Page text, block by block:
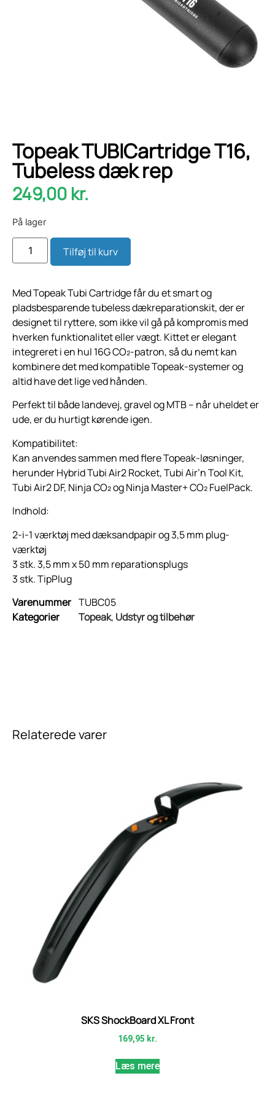
Topeak TUBICartridge T16,
Tubeless dæk rep
249,00 kr.
På lager
Tilføj til kurv
Med Topeak Tubi Cartridge får du et smart og
pladsbesparende tubeless dækreparationskit, der er
designet til ryttere, som ikke vil gå på kompromis med
hverken funktionalitet eller vægt. Kittet er elegant
integreret i en hul 16G CO₂-patron, så du nemt kan
kombinere det med kompatible Topeak-systemer og
altid have det lige ved hånden.
Perfekt til både landevej, gravel og MTB – når uheldet er
ude, er du hurtigt kørende igen.
Kompatibilitet:
Kan anvendes sammen med flere Topeak-løsninger,
herunder Hybrid Tubi Air2 Rocket, Tubi Air’n Tool Kit,
Tubi Air2 DF, Ninja CO₂ og Ninja Master+ CO₂ FuelPack.
Indhold:
2-i-1 værktøj med dæksandpapir og 3,5 mm plug-
værktøj
3 stk. 3,5 mm x 50 mm reparationsplugs
3 stk. TipPlug
Varenummer TUBC05
Kategorier
Topeak, Udstyr og tilbehør
Relaterede varer
SKS ShockBoard XL Front
169,95 kr.
Læs mere